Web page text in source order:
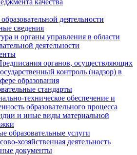
качества
деятельности
сведения
и органы управления в области
деятельности
органов, осуществляющих
контроль (надзор) в
образования
стандарты
техническое обеспечение и
образовательного процесса
и иные виды материальной
образовательные услуги
хозяйственная деятельность
документы